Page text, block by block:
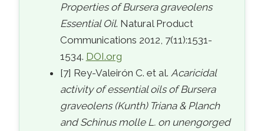
Properties of Bursera graveolens
Essential Oil. Natural Product
Communications 2012, 7(11):1531-
1534. DOI.org
[7] Rey-Valeirón C. et al. Acaricidal
activity of essential oils of Bursera
graveolens (Kunth) Triana & Planch
and Schinus molle L. on unengorged